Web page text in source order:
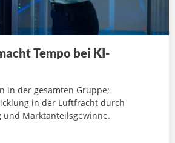
Tempo bei KI-
in der gesamten Gruppe;
in der Luftfracht durch
Marktanteilsgewinne.